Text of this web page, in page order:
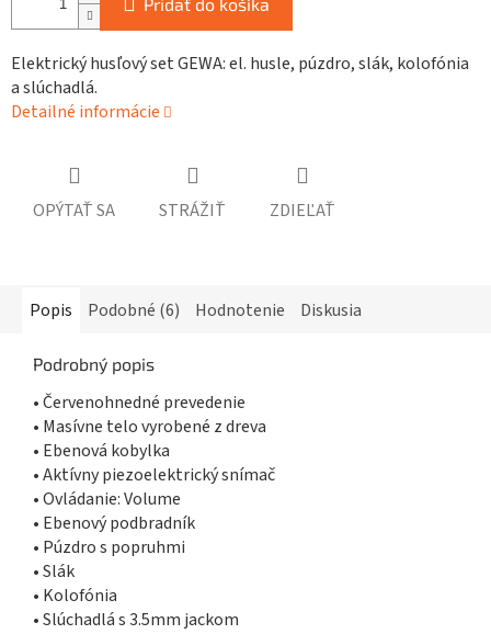
Pridať do košíka
Elektrický husľový set GEWA: el. husle, púzdro, slák, kolofónia
a slúchadlá.
Detailné informácie
OPÝTAŤ SA STRÁŽIŤ ZDIEĽAŤ
Popis Podobné (6) Hodnotenie Diskusia
Podrobný popis
• Červenohnedné prevedenie
• Masívne telo vyrobené z dreva
• Ebenová kobylka
• Aktívny piezoelektrický snímač
• Ovládanie: Volume
• Ebenový podbradník
• Púzdro s popruhmi
• Slák
• Kolofónia
• Slúchadlá s 3.5mm jackom